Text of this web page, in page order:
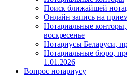
Поиск ближайшей
Онлайн запись на
Нотариальные
воскресенье
Нотариусы Беларуси,
Нотариальные бюро,
1.01.2026
Вопрос нотариусу